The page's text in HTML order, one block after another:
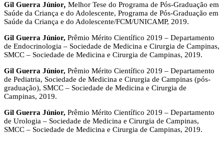
Gil Guerra Júnior, Melhor Tese do Programa de Pós-Graduação em
Saúde da Criança e do Adolescente, Programa de Pós-Graduação em
Saúde da Criança e do Adolescente/FCM/UNICAMP, 2019.
Gil Guerra Júnior, Prêmio Mérito Científico 2019 – Departamento
de Endocrinologia – Sociedade de Medicina e Cirurgia de Campinas,
SMCC – Sociedade de Medicina e Cirurgia de Campinas, 2019.
Gil Guerra Júnior, Prêmio Mérito Científico 2019 – Departamento
de Pediatria, Sociedade de Medicina e Cirurgia de Campinas (pós-
graduação), SMCC – Sociedade de Medicina e Cirurgia de
Campinas, 2019.
Gil Guerra Júnior, Prêmio Mérito Científico 2019 – Departamento
de Urologia – Sociedade de Medicina e Cirurgia de Campinas,
SMCC – Sociedade de Medicina e Cirurgia de Campinas, 2019.